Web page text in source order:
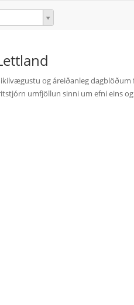
og áreiðanleg
umfjöllun sinni um efni eins